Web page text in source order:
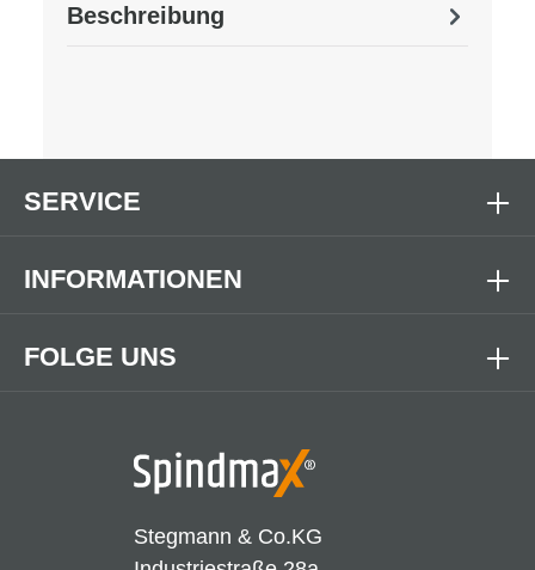
Beschreibung
Stegmann & Co.KG
FOLGE UNS
SERVICE
INFORMATIONEN